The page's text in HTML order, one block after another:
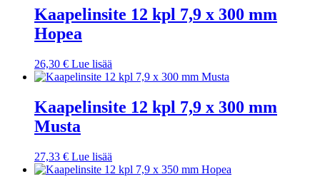
Kaapelinsite 12 kpl 7,9 x 300 mm
Hopea
26,30 € Lue lisää
Kaapelinsite 12 kpl 7,9 x 300 mm
Musta
27,33 € Lue lisää